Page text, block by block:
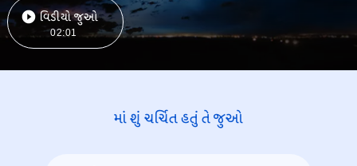
વિડીયો જુઓ
02:01
માં શું ચર્ચિત હતું તે જુઓ